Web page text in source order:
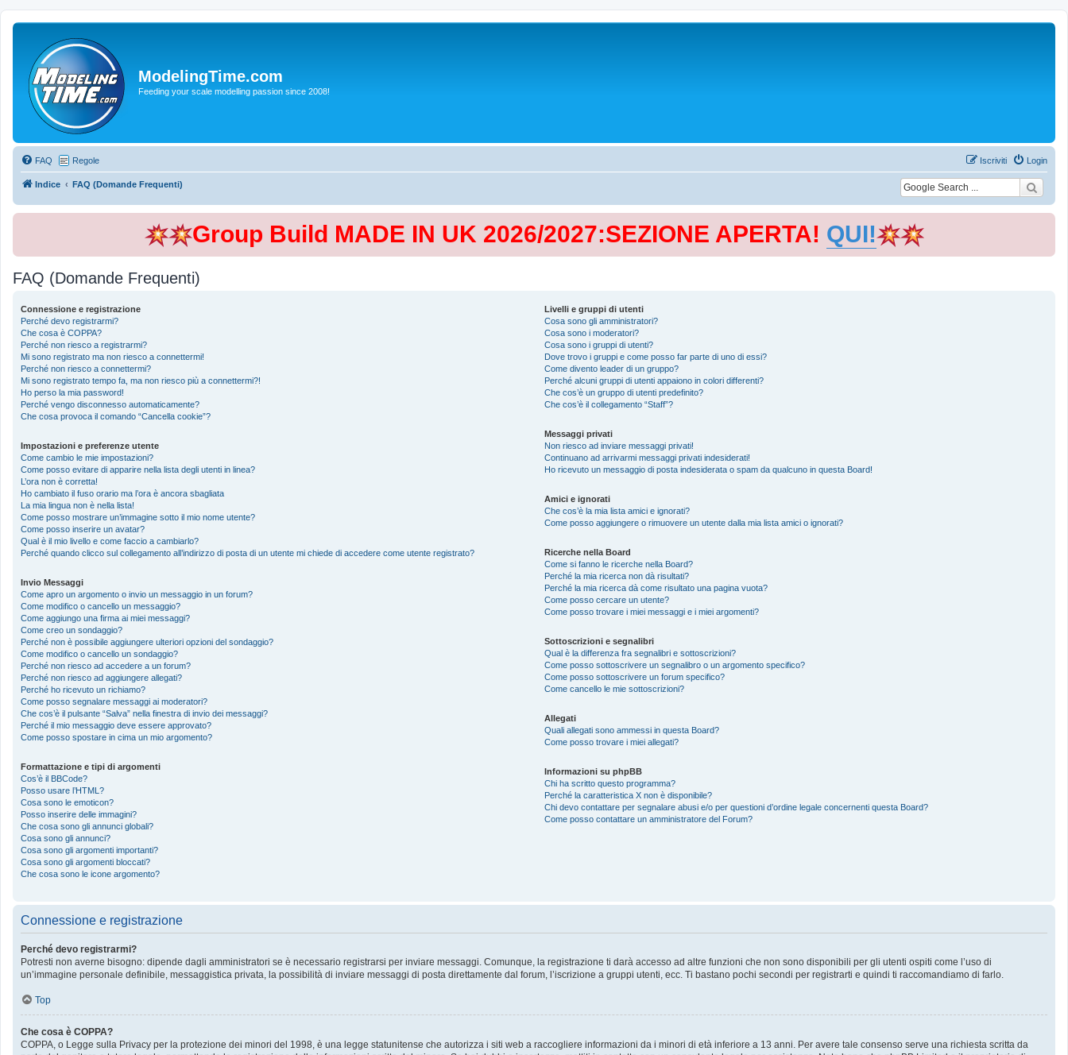
ModelingTime.com
Feeding your scale modelling passion since 2008!
FAQ Regole Login
Iscriviti
Indice FAQ (Domande Frequenti)
Group Build MADE IN UK 2026/2027:SEZIONE APERTA! QUI!
FAQ (Domande Frequenti)
Connessione e registrazione
Perché devo registrarmi?
Che cosa è COPPA?
Perché non riesco a registrarmi?
Mi sono registrato ma non riesco a connettermi!
Perché non riesco a connettermi?
Mi sono registrato tempo fa, ma non riesco più a connettermi?!
Ho perso la mia password!
Perché vengo disconnesso automaticamente?
Che cosa provoca il comando “Cancella cookie”?
Impostazioni e preferenze utente
Come cambio le mie impostazioni?
Come posso evitare di apparire nella lista degli utenti in linea?
L’ora non è corretta!
Ho cambiato il fuso orario ma l’ora è ancora sbagliata
La mia lingua non è nella lista!
Come posso mostrare un’immagine sotto il mio nome utente?
Come posso inserire un avatar?
Qual è il mio livello e come faccio a cambiarlo?
Perché quando clicco sul collegamento all’indirizzo di posta di un utente mi chiede di accedere come utente registrato?
Invio Messaggi
Come apro un argomento o invio un messaggio in un forum?
Come modifico o cancello un messaggio?
Come aggiungo una firma ai miei messaggi?
Come creo un sondaggio?
Perché non è possibile aggiungere ulteriori opzioni del sondaggio?
Come modifico o cancello un sondaggio?
Perché non riesco ad accedere a un forum?
Perché non riesco ad aggiungere allegati?
Perché ho ricevuto un richiamo?
Come posso segnalare messaggi ai moderatori?
Che cos’è il pulsante “Salva” nella finestra di invio dei messaggi?
Perché il mio messaggio deve essere approvato?
Come posso spostare in cima un mio argomento?
Formattazione e tipi di argomenti
Cos’è il BBCode?
Posso usare l’HTML?
Cosa sono le emoticon?
Posso inserire delle immagini?
Che cosa sono gli annunci globali?
Cosa sono gli annunci?
Cosa sono gli argomenti importanti?
Cosa sono gli argomenti bloccati?
Che cosa sono le icone argomento?
Livelli e gruppi di utenti
Cosa sono gli amministratori?
Cosa sono i moderatori?
Cosa sono i gruppi di utenti?
Dove trovo i gruppi e come posso far parte di uno di essi?
Come divento leader di un gruppo?
Perché alcuni gruppi di utenti appaiono in colori differenti?
Che cos’è un gruppo di utenti predefinito?
Che cos’è il collegamento “Staff”?
Messaggi privati
Non riesco ad inviare messaggi privati!
Continuano ad arrivarmi messaggi privati indesiderati!
Ho ricevuto un messaggio di posta indesiderata o spam da qualcuno in questa Board!
Amici e ignorati
Che cos’è la mia lista amici e ignorati?
Come posso aggiungere o rimuovere un utente dalla mia lista amici o ignorati?
Ricerche nella Board
Come si fanno le ricerche nella Board?
Perché la mia ricerca non dà risultati?
Perché la mia ricerca dà come risultato una pagina vuota?
Come posso cercare un utente?
Come posso trovare i miei messaggi e i miei argomenti?
Sottoscrizioni e segnalibri
Qual è la differenza fra segnalibri e sottoscrizioni?
Come posso sottoscrivere un segnalibro o un argomento specifico?
Come posso sottoscrivere un forum specifico?
Come cancello le mie sottoscrizioni?
Allegati
Quali allegati sono ammessi in questa Board?
Come posso trovare i miei allegati?
Informazioni su phpBB
Chi ha scritto questo programma?
Perché la caratteristica X non è disponibile?
Chi devo contattare per segnalare abusi e/o per questioni d’ordine legale concernenti questa Board?
Come posso contattare un amministratore del Forum?
Connessione e registrazione
Perché devo registrarmi?
Potresti non averne bisogno: dipende dagli amministratori se è necessario registrarsi per inviare messaggi. Comunque, la registrazione ti darà accesso ad altre funzioni che non sono disponibili per gli utenti ospiti come l’uso di
un’immagine personale definibile, messaggistica privata, la possibilità di inviare messaggi di posta direttamente dal forum, l’iscrizione a gruppi utenti, ecc. Ti bastano pochi secondi per registrarti e quindi ti raccomandiamo di farlo.
Top
Che cosa è COPPA?
COPPA, o Legge sulla Privacy per la protezione dei minori del 1998, è una legge statunitense che autorizza i siti web a raccogliere informazioni da i minori di età inferiore a 13 anni. Per avere tale consenso serve una richiesta scritta da